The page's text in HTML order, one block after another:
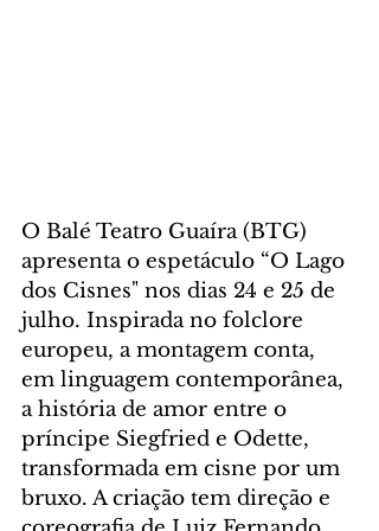
O Balé Teatro Guaíra (BTG)
apresenta o espetáculo “O Lago
dos Cisnes" nos dias 24 e 25 de
julho. Inspirada no folclore
europeu, a montagem conta,
em linguagem contemporânea,
a história de amor entre o
príncipe Siegfried e Odette,
transformada em cisne por um
bruxo. A criação tem direção e